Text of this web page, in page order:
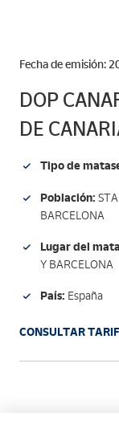
Fecha de emisión:
DOP
DE
Tipo de
Población:
BARCELONA
Lugar del
Y BARCELONA
País: España
CONSULTAR